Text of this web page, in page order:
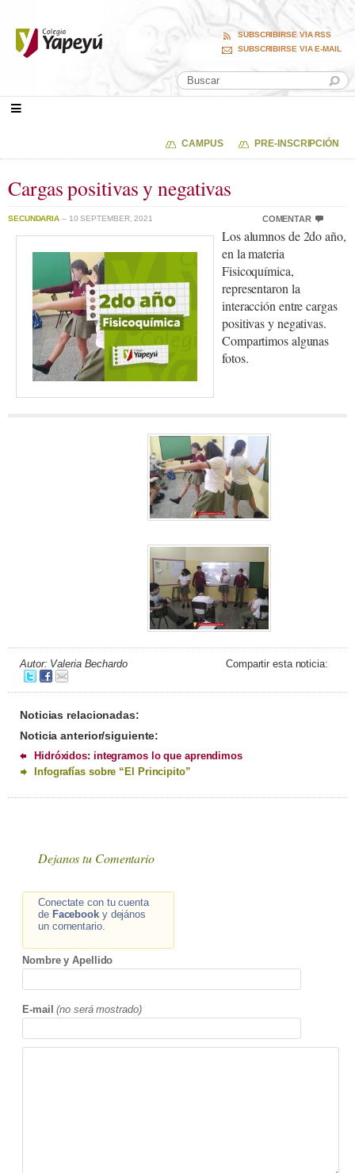
SUBSCRIBIRSE VIA RSS
SUBSCRIBIRSE VIA E-MAIL
CAMPUS PRE-INSCRIPCIÓN
Cargas positivas y negativas
SECUNDARIA – 10 SEPTEMBER, 2021 COMENTAR
Los alumnos de 2do año,
en la materia
Fisicoquímica,
representaron la
interacción entre cargas
positivas y negativas.
Compartimos algunas
fotos.
Autor: Valeria Bechardo Compartir esta noticia:
Noticias relacionadas:
Noticia anterior/siguiente:
Hidróxidos: integramos lo que aprendimos
Infografías sobre “El Principito”
Dejanos tu Comentario
Conectate con tu cuenta
de Facebooky dejános
un comentario.
Nombre y Apellido
E-mail (no será mostrado)